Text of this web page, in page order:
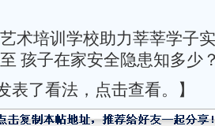
术培训学校助力莘莘学子
孩子在家安全隐患知多少
表了看法，点击查看。】